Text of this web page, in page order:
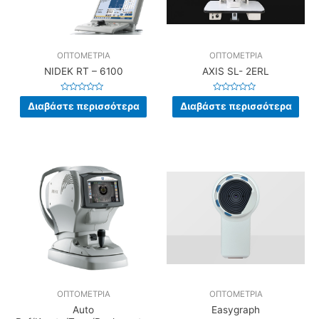
ΟΠΤΟΜΕΤΡΙΑ
NIDEK RT – 6100
Βαθμολογήθηκε
με
Διαβάστε περισσότερα
ΟΠΤΟΜΕΤΡΙΑ
AXIS SL- 2ERL
Βαθμολογήθηκε
με
Διαβάστε περισσότερα
ΟΠΤΟΜΕΤΡΙΑ
Auto
ΟΠΤΟΜΕΤΡΙΑ
Easygraph